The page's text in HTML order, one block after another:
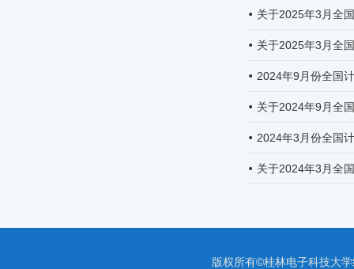
关于2025年3月全
关于2025年3月全
2024年9月份全国
关于2024年9月全
2024年3月份全国
关于2024年3月全
版权所有©桂林电子科技大